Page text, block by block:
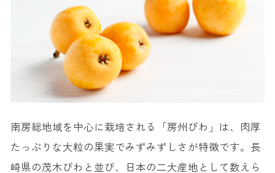
南房総地域を中心に栽培される「房州びわ」は、肉厚
たっぷりな大粒の果実でみずみずしさが特徴です。長
崎県の茂木びわと並び、日本の二大産地として数えら